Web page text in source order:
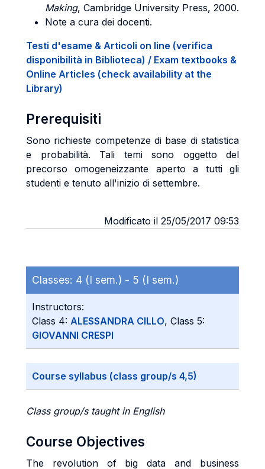
Making, Cambridge University Press, 2000.
Note a cura dei docenti.
Testi d'esame & Articoli on line (verifica
disponibilità in Biblioteca) / Exam textbooks &
Online Articles (check availability at the
Library)
Prerequisiti
Sono richieste competenze di base di statistica
e probabilità. Tali temi sono oggetto del
precorso omogeneizzante aperto a tutti gli
studenti e tenuto all'inizio di settembre.
Modificato il 25/05/2017 09:53
Classes: 4 (I sem.) - 5 (I sem.)
Instructors:
Class 4: ALESSANDRA CILLO, Class 5:
GIOVANNI CRESPI
Course syllabus (class group/s 4,5)
Class group/s taught in English
Course Objectives
The revolution of big data and business